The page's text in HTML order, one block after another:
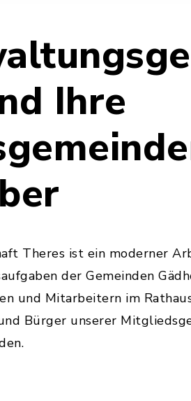
Ihre
Theres ist ein moderner
der Gemeinden
und Mitarbeitern im
Bürger unserer